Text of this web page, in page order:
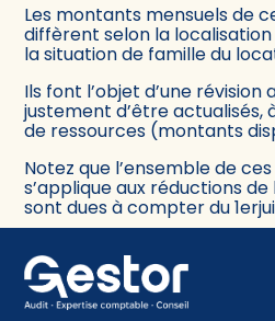
Aller
au
Les montants mensuels de
diffèrent selon la
la situation de famille du
Ils font l’objet d’une
justement d’être actualisés,
de ressources (montants
Notez que l’ensemble de
s’applique aux réductions
sont dues à compter du
Arrêté du 21 mai 2025
des plafonds de